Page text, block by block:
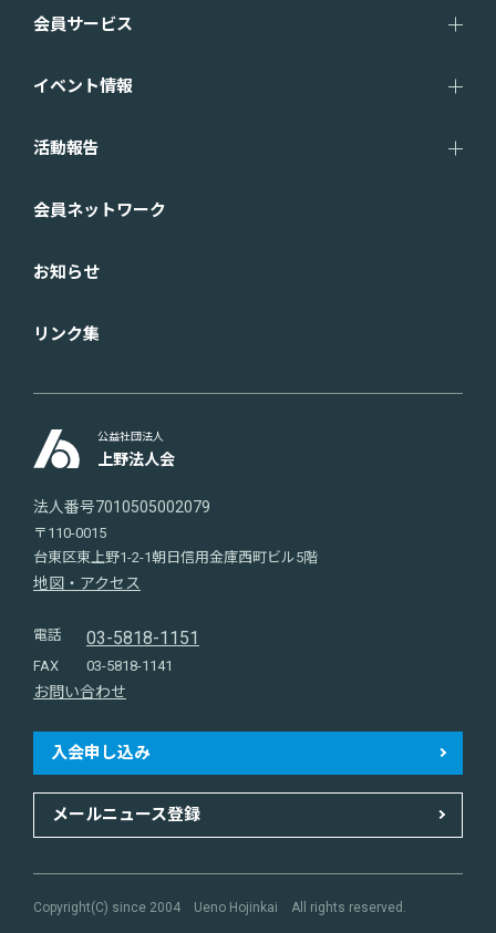
公益社団法人
上野法人会
法人番号7010505002079
〒110-0015
台東区東上野1-2-1朝日信用金庫西町ビル5階
地図・アクセス
電話 03-5818-1151
FAX 03-5818-1141
お問い合わせ
入会申し込み
メールニュース登録
会員サービス
イベント情報
活動報告
会員ネットワーク
お知らせ
リンク集
Copyright(C) since 2004 Ueno Hojinkai All rights reserved.